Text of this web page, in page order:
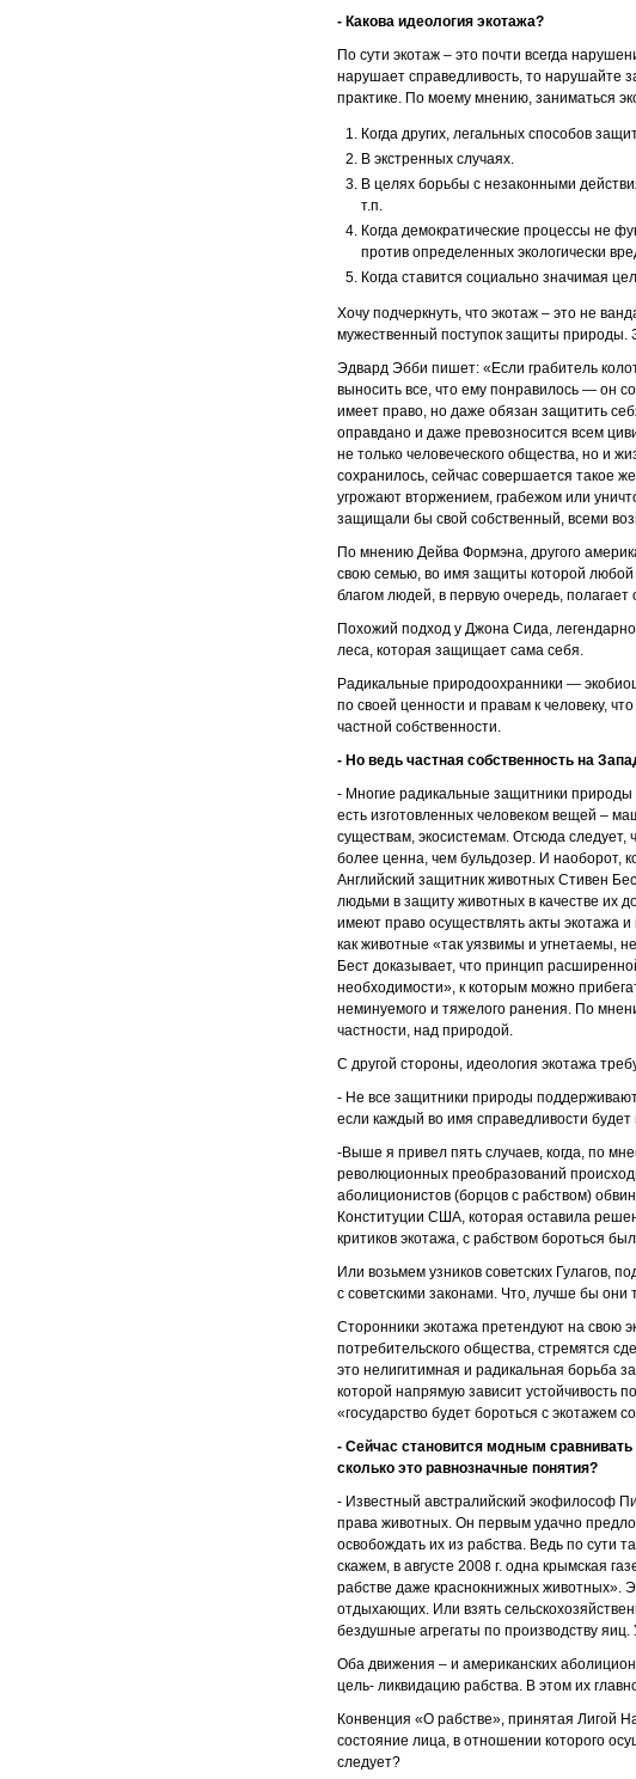
- Какова идеология экотажа?
По сути экотаж – это почти всегда
нарушает справедливость, то нарушайте
практике. По моему мнению, заниматься
Когда других, легальных способов
В экстренных случаях.
В целях борьбы с незаконными
т.п.
Когда демократические процессы не
против определенных экологически
Когда ставится социально значимая
Хочу подчеркнуть, что экотаж – это не
мужественный поступок защиты
Эдвард Эбби пишет: «Если грабитель
выносить все, что ему понравилось — он
имеет право, но даже обязан защитить
оправдано и даже превозносится всем
не только человеческого общества, но и
сохранилось, сейчас совершается такое
угрожают вторжением, грабежом или
защищали бы свой собственный, всеми
По мнению Дейва Формэна, другого
свою семью, во имя защиты которой любой
благом людей, в первую очередь, полагает
Похожий подход у Джона Сида,
леса, которая защищает сама себя.
Радикальные природоохранники —
по своей ценности и правам к человеку,
частной собственности.
- Но ведь частная собственность на
- Многие радикальные защитники
есть изготовленных человеком вещей –
существам, экосистемам. Отсюда следует,
более ценна, чем бульдозер. И
Английский защитник животных Стивен
людьми в защиту животных в качестве их
имеют право осуществлять акты экотажа
как животные «так уязвимы и угнетаемы,
Бест доказывает, что принцип
необходимости», к которым можно
неминуемого и тяжелого ранения. По
частности, над природой.
С другой стороны, идеология экотажа
- Не все защитники природы
если каждый во имя справедливости
-Выше я привел пять случаев, когда, по
революционных преобразований
аболиционистов (борцов с рабством)
Конституции США, которая оставила
критиков экотажа, с рабством бороться
Или возьмем узников советских Гулагов,
с советскими законами. Что, лучше бы
Сторонники экотажа претендуют на свою
потребительского общества, стремятся
это нелигитимная и радикальная борьба
которой напрямую зависит устойчивость
«государство будет бороться с экотажем
- Сейчас становится модным
сколько это равнозначные понятия?
- Известный австралийский экофилософ
права животных. Он первым удачно
освобождать их из рабства. Ведь по сути
скажем, в августе 2008 г. одна крымская
рабстве даже краснокнижных животных».
отдыхающих. Или взять
бездушные агрегаты по производству
Оба движения – и американских
цель- ликвидацию рабства. В этом их
Конвенция «О рабстве», принятая Лигой
состояние лица, в отношении которого
следует?